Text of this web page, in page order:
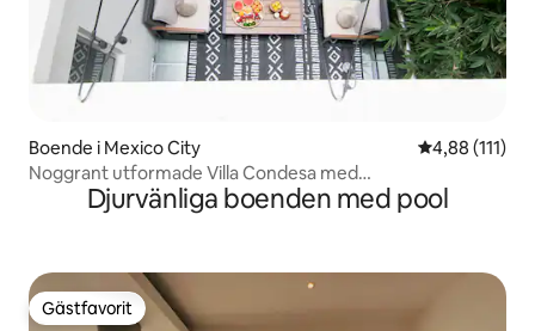
Boende i Mexico City 4,88 av 5 i
4,88 (111)
Noggrant utformade Villa Condesa med
luftkonditionering och terrass
Djurvänliga boenden med pool
Gästfavorit
Gästfavorit